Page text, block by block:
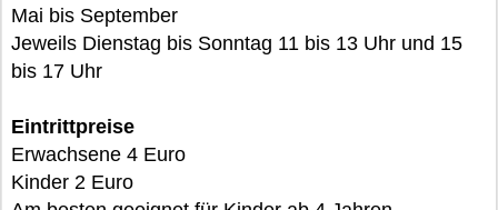
Mai bis September
Jeweils Dienstag bis Sonntag 11 bis 13 Uhr und 15
bis 17 Uhr
Eintrittpreise
Erwachsene 4 Euro
Kinder 2 Euro